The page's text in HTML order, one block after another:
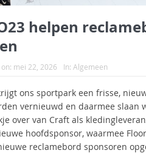
helpen
on: mei 22, 2026 In: Algemeen
ons sportpark een frisse,
vernieuwd en daarmee slaan
over van Craft als
hoofdsponsor, waarmee
reclamebord sponsoren